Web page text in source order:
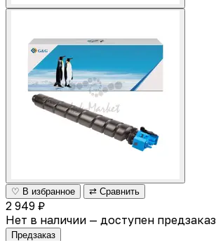
♡ В избранное ⇄ Сравнить
2 949 ₽
Нет в наличии — доступен предзаказ
Предзаказ